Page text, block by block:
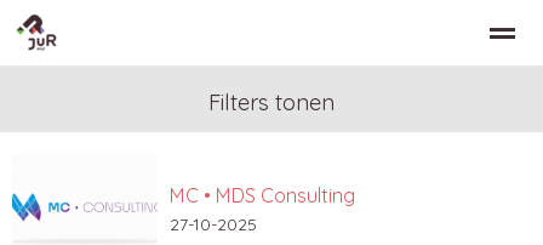
Zoeken Nieuws
Filters tonen
MC • MDS Consulting
27-10-2025